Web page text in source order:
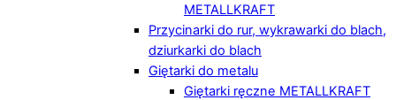
METALLKRAFT
Przycinarki do rur, wykrawarki do blach,
dziurkarki do blach
Giętarki do metalu
Giętarki ręczne METALLKRAFT